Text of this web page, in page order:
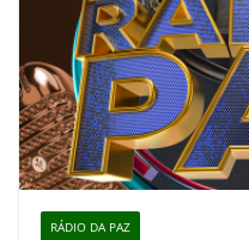
RÁDIO DA PAZ